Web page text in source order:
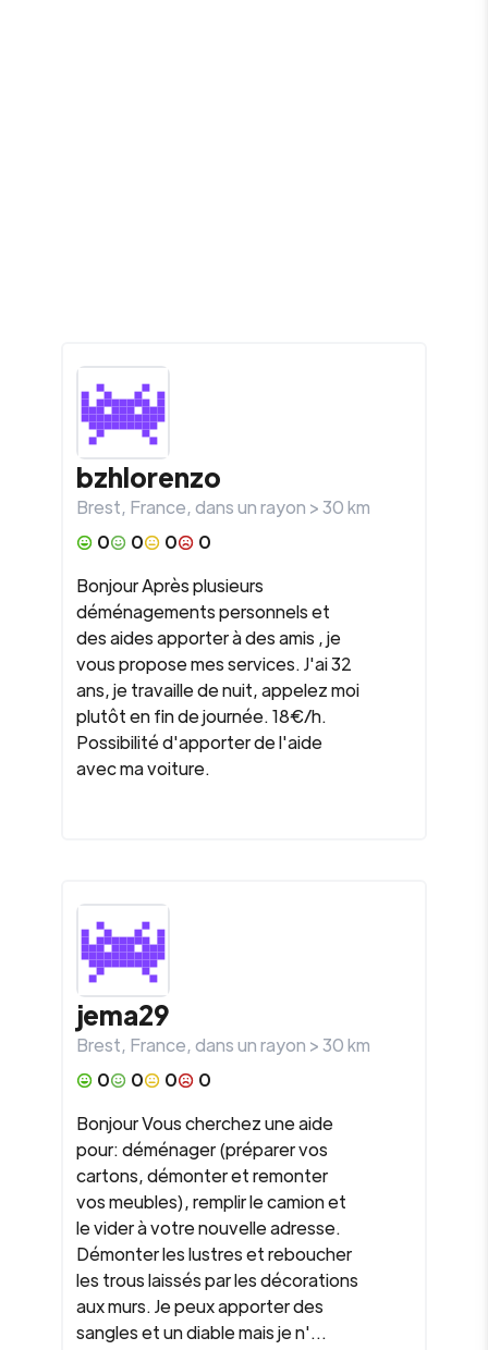
bzhlorenzo
Brest, France, dans un rayon >30km
0
0 0
0
Bonjour Après plusieurs
déménagements personnels et
des aides apporter à des amis , je
vous propose mes services. J'ai 32
ans, je travaille de nuit, appelez moi
plutôt en fin de journée. 18€/h.
Possibilité d'apporter de l'aide
avec ma voiture.
jema29
Brest, France, dans un rayon >30km
0
0 0
0
Bonjour Vous cherchez une aide
pour: déménager (préparer vos
cartons, démonter et remonter
vos meubles), remplir le camion et
le vider à votre nouvelle adresse.
Démonter les lustres et reboucher
les trous laissés par les décorations
aux murs. Je peux apporter des
sangles et un diable mais je n'...